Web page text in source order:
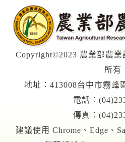
Copyright©2023 農業部農
所有
地址︰413008台中市霧峰
電話
傳真：
建議使用 Chrome、Edge、